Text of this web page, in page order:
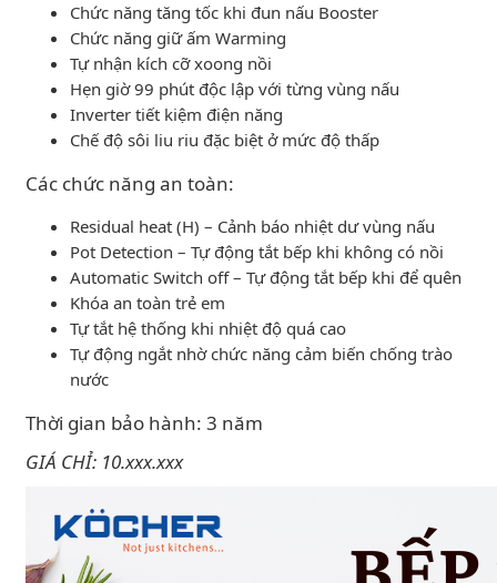
Chức năng tăng tốc khi đun nấu Booster
Chức năng giữ ấm Warming
Tự nhận kích cỡ xoong nồi
Hẹn giờ 99 phút độc lập với từng vùng nấu
Inverter tiết kiệm điện năng
Chế độ sôi liu riu đặc biệt ở mức độ thấp
Các chức năng an toàn:
Residual heat (H) – Cảnh báo nhiệt dư vùng nấu
Pot Detection – Tự động tắt bếp khi không có nồi
Automatic Switch off – Tự động tắt bếp khi để quên
Khóa an toàn trẻ em
Tự tắt hệ thống khi nhiệt độ quá cao
Tự động ngắt nhờ chức năng cảm biến chống trào
nước
Thời gian bảo hành: 3 năm
GIÁ CHỈ: 10.xxx.xxx